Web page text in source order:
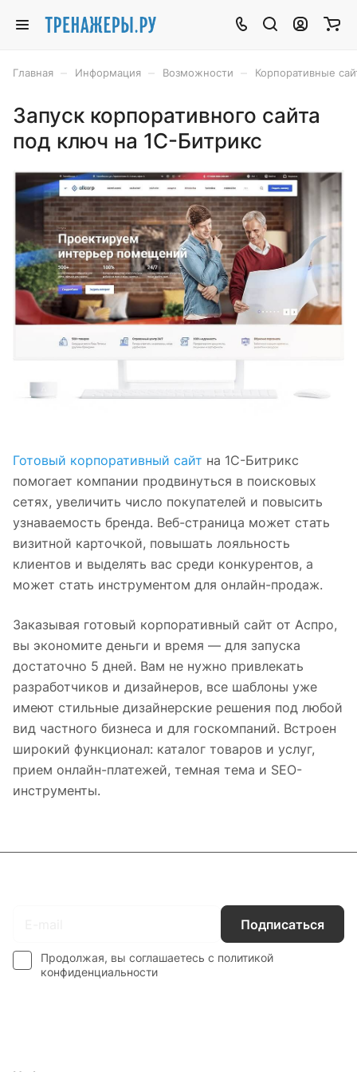
Главная Информация Возможности Корпоративные
Запуск корпоративного сайта
под ключ на 1С-Битрикс
Готовый корпоративный сайт на 1С-Битрикс
помогает компании продвинуться в поисковых
сетях, увеличить число покупателей и повысить
узнаваемость бренда. Веб-страница может стать
визитной карточкой, повышать лояльность
клиентов и выделять вас среди конкурентов, а
может стать инструментом для онлайн-продаж.
Заказывая готовый корпоративный сайт от Аспро,
вы экономите деньги и время — для запуска
достаточно 5 дней. Вам не нужно привлекать
разработчиков и дизайнеров, все шаблоны уже
имеют стильные дизайнерские решения под любой
вид частного бизнеса и для госкомпаний. Встроен
широкий функционал: каталог товаров и услуг,
прием онлайн-платежей, темная тема и SEO-
инструменты.
Подписаться
Продолжая, вы соглашаетесь с политикой
конфиденциальности